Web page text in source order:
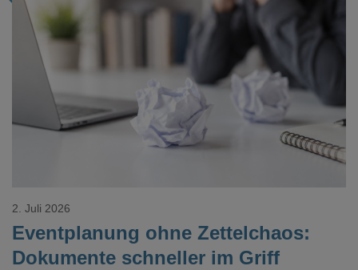
Loading...
Eventplanung ohne Zettelchaos:
Dokumente schneller im Griff
2. Juli 2026